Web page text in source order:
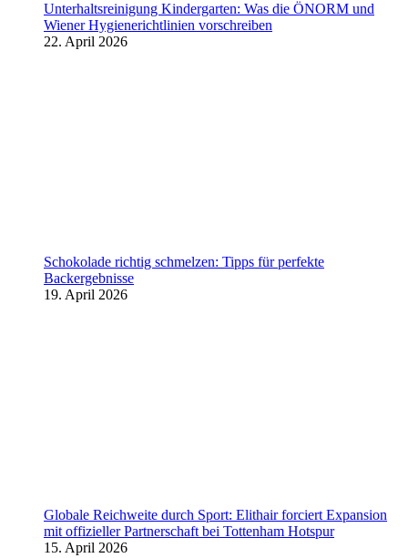
Unterhaltsreinigung Kindergarten: Was die ÖNORM und
Wiener Hygienerichtlinien vorschreiben
22. April 2026
Schokolade richtig schmelzen: Tipps für perfekte
Backergebnisse
19. April 2026
Globale Reichweite durch Sport: Elithair forciert Expansion
mit offizieller Partnerschaft bei Tottenham Hotspur
15. April 2026